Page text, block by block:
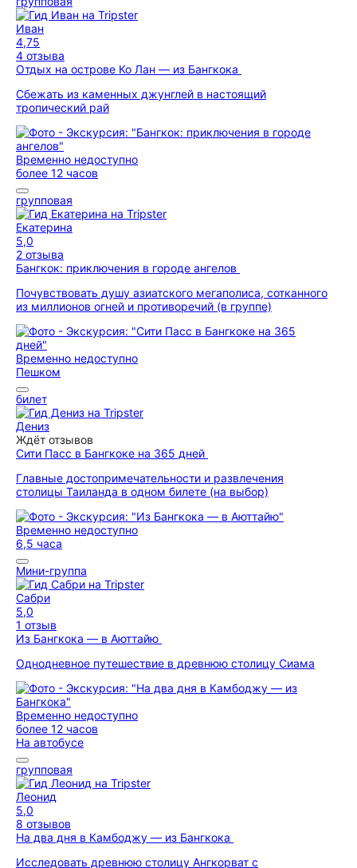
Иван
4,75
4 отзыва
Отдых на острове Ко Лан — из Бангкока
Сбежать из каменных джунглей в настоящий
тропический рай
Временно недоступно
более 12 часов
групповая
Екатерина
5,0
2 отзыва
Бангкок: приключения в городе ангелов
Почувствовать душу азиатского мегаполиса, сотканного
из миллионов огней и противоречий (в группе)
Временно недоступно
Пешком
билет
Дениз
Ждёт отзывов
Сити Пасс в Бангкоке на 365 дней
Главные достопримечательности и развлечения
столицы Таиланда в одном билете (на выбор)
Временно недоступно
6,5 часа
Мини-группа
Сабри
5,0
1 отзыв
Из Бангкока — в Аюттайю
Однодневное путешествие в древнюю столицу Сиама
Временно недоступно
более 12 часов
На автобусе
групповая
Леонид
5,0
8 отзывов
На два дня в Камбоджу — из Бангкока
Исследовать древнюю столицу Ангкорват с